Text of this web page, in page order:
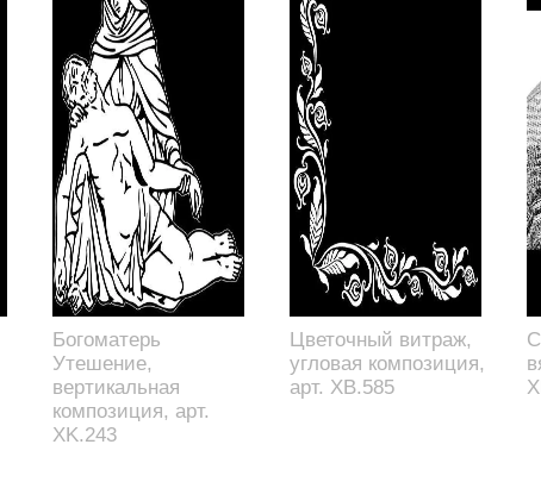
Богоматерь
Утешение,
вертикальная
композиция, арт.
XK.243
Цветочный витраж,
угловая композиция,
арт. XB.585